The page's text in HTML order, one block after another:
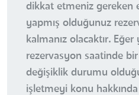
dikkat etmeniz gereken
yapmış olduğunuz
kalmanız olacaktır.
rezervasyon saatinde
değişiklik durumu
işletmeyi konu